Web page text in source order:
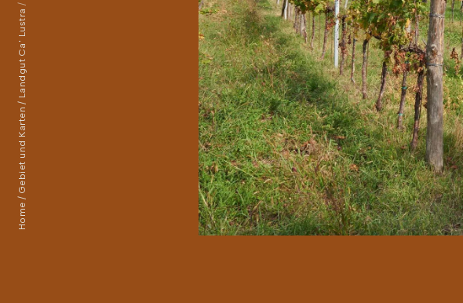
Home
Gebiet und Karten
Landgut Ca' Lustra